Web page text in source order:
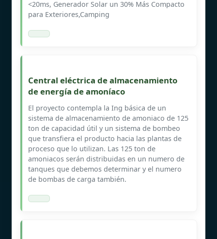
<20ms, Generador Solar un 30% Más Compacto
para Exteriores,Camping
Central eléctrica de almacenamiento
de energía de amoníaco
El proyecto contempla la Ing básica de un
sistema de almacenamiento de amoniaco de 125
ton de capacidad útil y un sistema de bombeo
que transfiera el producto hacia las plantas de
proceso que lo utilizan. Las 125 ton de
amoniacos serán distribuidas en un numero de
tanques que debemos determinar y el numero
de bombas de carga también.